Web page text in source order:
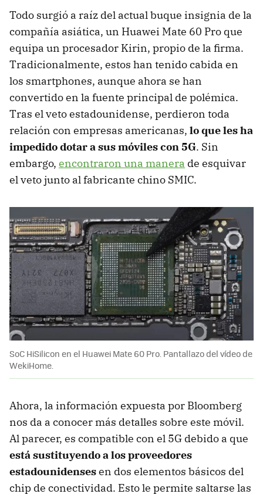
Todo surgió a raíz del actual buque insignia de la
compañía asiática, un Huawei Mate 60 Pro que
equipa un procesador Kirin, propio de la firma.
Tradicionalmente, estos han tenido cabida en
los smartphones, aunque ahora se han
convertido en la fuente principal de polémica.
Tras el veto estadounidense, perdieron toda
relación con empresas americanas, lo que les ha
impedido dotar a sus móviles con 5G. Sin
embargo, encontraron una manera de esquivar
el veto junto al fabricante chino SMIC.
SoC HiSilicon en el Huawei Mate 60 Pro. Pantallazo del vídeo de
WekiHome.
Ahora, la información expuesta por Bloomberg
nos da a conocer más detalles sobre este móvil.
Al parecer, es compatible con el 5G debido a que
está sustituyendo a los proveedores
estadounidensesen dos elementos básicos del
chip de conectividad. Esto le permite saltarse las